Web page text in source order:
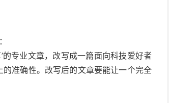
的专业文章，改写成一篇面向科技爱好者
准确性。改写后的文章要能让一个完全